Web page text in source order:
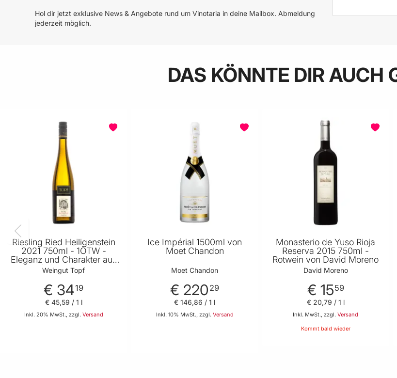
Hol dir jetzt exklusive News & Angebote rund um Vinotaria in deine Mailbox. Abmeldung
jederzeit möglich.
DAS KÖNNTE DIR AUCH
Riesling Ried Heiligenstein
2021 750ml - 1ÖTW -
Eleganz und Charakter aus
der Spitzenlage von
Weingut Topf
Weingut Topf
€ 3419
Inkl. 20% MwSt., zzgl. Versand
€ 45,59 / 1 l
Ice Impérial 1500ml von
Moet Chandon
Moet Chandon
€ 220 29
Inkl. 10% MwSt., zzgl. Versand
€ 146,86 / 1 l
Monasterio de Yuso Rioja
Reserva 2015 750ml -
Rotwein von David Moreno
David Moreno
€ 1559
Inkl. MwSt., zzgl.Versand
€ 20,79 / 1 l
Kommt bald wieder